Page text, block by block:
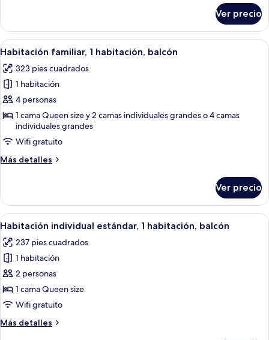
estándar,
habitación,
Ver precio
Abrir
todas
las
fotos
de
Habitación
familiar,
1
habitación,
Una habitación de hotel con cama,
3
Habitación familiar, 1 habitación, balcón
323 pies cuadrados
1 habitación
4 personas
1 cama Queen size y 2 camas individuales grandes o 4 camas
individuales grandes
Wifi gratuito
Más detalles
Más
familiar,
habitación,
Ver precio
Abrir
todas
las
fotos
de
Habitación
individual
1
Una habitación de hotel con cama,
3
Habitación individual estándar, 1 habitación, balcón
237 pies cuadrados
1 habitación
2 personas
1 cama Queen size
Wifi gratuito
Más detalles
Más